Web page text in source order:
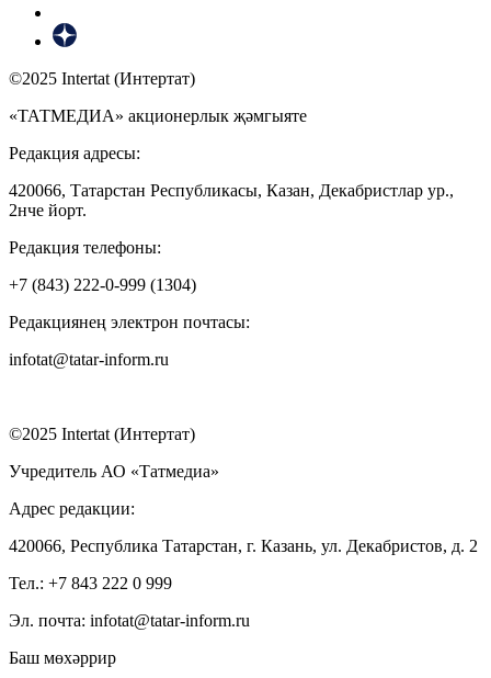
©2025 Intertat (Интертат)
«ТАТМЕДИА» акционерлык җәмгыяте
Редакция адресы:
420066, Татарстан Республикасы, Казан, Декабристлар ур.,
2нче йорт.
Редакция телефоны:
+7 (843) 222-0-999 (1304)
Редакциянең электрон почтасы:
infotat@tatar-inform.ru
©2025 Intertat (Интертат)
Учредитель АО «Татмедиа»
Адрес редакции:
420066, Республика Татарстан, г. Казань, ул. Декабристов, д. 2
Тел.: +7 843 222 0 999
Эл. почта: infotat@tatar-inform.ru
Баш мөхәррир